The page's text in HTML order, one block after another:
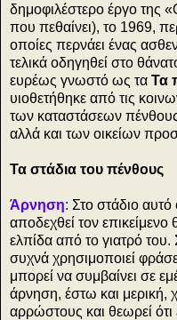
δημοφιλέστερο έργο της
που πεθαίνει), το 1969,
οποίες περνάει ένας
τελικά οδηγηθεί στο
ευρέως γνωστό ως τα Τα
υιοθετήθηκε από τις
των καταστάσεων
αλλά και των οικείων
Τα στάδια του πένθους
Άρνηση: Στο στάδιο
αποδεχθεί τον
ελπίδα από το γιατρό
συχνά χρησιμοποιεί
μπορεί να συμβαίνει σε
άρνηση, έστω και μερική,
αρρώστους και θεωρεί ότι